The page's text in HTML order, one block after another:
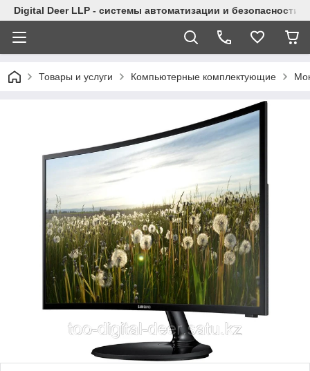
Digital Deer LLP - системы автоматизации и безопасности
Товары и услуги Компьютерные комплектующие